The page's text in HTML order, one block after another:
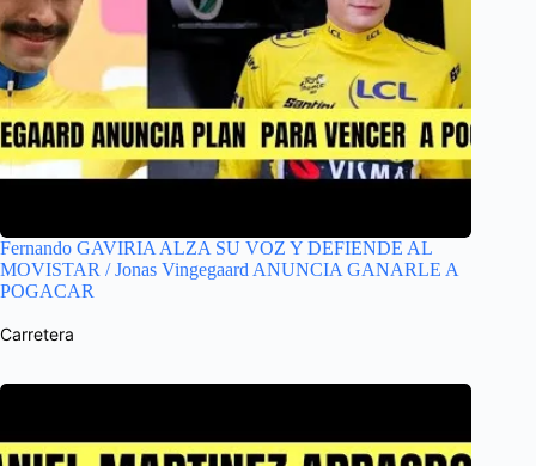
Fernando GAVIRIA ALZA SU VOZ Y DEFIENDE AL
MOVISTAR / Jonas Vingegaard ANUNCIA GANARLE A
POGACAR
Carretera